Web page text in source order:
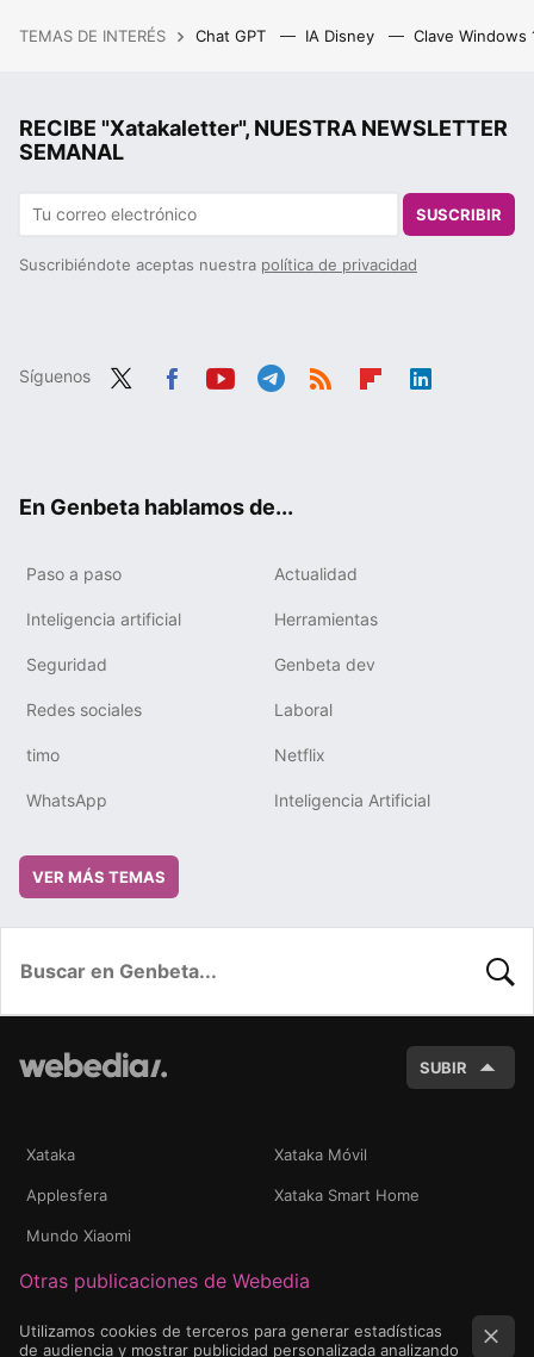
TEMAS DE INTERÉS Chat GPT IA Disney Clave Windows
RECIBE "Xatakaletter", NUESTRA NEWSLETTER
SEMANAL
SUSCRIBIR
Suscribiéndote aceptas nuestra política de privacidad
Síguenos
En Genbeta hablamos de...
Paso a paso Actualidad
Inteligencia artificial Herramientas
Seguridad Genbeta dev
Redes sociales Laboral
timo Netflix
WhatsApp Inteligencia Artificial
VER MÁS TEMAS
SUBIR
Xataka Xataka Móvil
Applesfera Xataka Smart Home
Mundo Xiaomi
Otras publicaciones de Webedia
Utilizamos cookies de terceros para generar estadísticas
de audiencia y mostrar publicidad personalizada analizando